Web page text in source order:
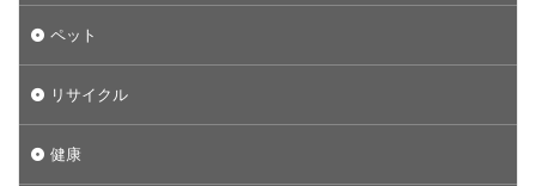
ペット
リサイクル
健康